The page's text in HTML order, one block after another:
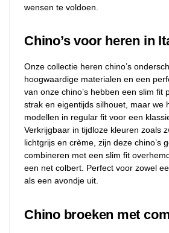
wensen te voldoen.
Chino’s voor heren in
Onze collectie heren chino’s
hoogwaardige materialen en een
van onze chino’s hebben een slim fit
strak en eigentijds silhouet, maar we
modellen in regular fit voor een
Verkrijgbaar in tijdloze kleuren zoals
lichtgrijs en crème, zijn deze chino’s
combineren met een slim fit
een net colbert. Perfect voor zowel
als een avondje uit.
Chino broeken met